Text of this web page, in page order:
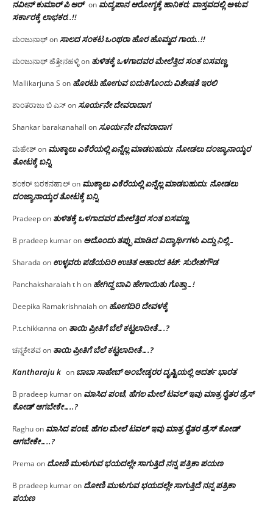
ನವೀನ್ ಕುಮಾರ್ ಪಿ ಆರ್ on ಮದ್ಯಪಾನ ಆರೋಗ್ಯಕ್ಕೆ ಹಾನಿಕರ; ವಾಸ್ತವದಲ್ಲಿ ಅಳುವ
ಸರ್ಕಾರಕ್ಕೆ ಲಾಭಕರ..!!
ಮಂಜುನಾಥ್onಸಾಲದ ಸಂಕಟ ಒಂಥರಾ ಹೊರ ಹೊಮ್ಮದ ಗಾಯ..!!
ಮಂಜುನಾಥ್ ಹೆತ್ತೇನಹಳ್ಳಿon ತುಳಿತಕ್ಕೆ ಒಳಗಾದವರ ಮೇಲೆತ್ತಿದ ಸಂತ ಬಸವಣ್ಣ
Mallikarjuna S on ಹೊರಟು ಹೋಗುವ ಬದುಕಿಗೊಂದು ವಿಶೇಷತೆ ಇರಲಿ
ಶಾಂತರಾಜು ಬಿ ಎಸ್onಸೂರ್ಯನೇ ದೇವರಾದಾಗ
Shankar barakanahall onಸೂರ್ಯನೇ ದೇವರಾದಾಗ
ಮಹೇಶ್on ಮುಕ್ಕಾಲು ಎಕೆರೆಯಲ್ಲಿ ಏನ್ನೆಲ್ಲ‌ ಮಾಡಬಹುದು: ನೋಡಲು ದಂಜ್ಯಾನಾಯ್ಕರ
ತೋಟಕ್ಕೆ ಬನ್ನಿ
ಶಂಕರ್ ಬರಕನಹಾಲ್on ಮುಕ್ಕಾಲು ಎಕೆರೆಯಲ್ಲಿ ಏನ್ನೆಲ್ಲ‌ ಮಾಡಬಹುದು: ನೋಡಲು
ದಂಜ್ಯಾನಾಯ್ಕರ ತೋಟಕ್ಕೆ ಬನ್ನಿ
Pradeepon ತುಳಿತಕ್ಕೆ ಒಳಗಾದವರ ಮೇಲೆತ್ತಿದ ಸಂತ ಬಸವಣ್ಣ
B pradeep kumaron ಅದೊಂದು ತಪ್ಪು ಮಾಡಿದ ವಿದ್ಯಾರ್ಥಿಗಳು ಎದ್ದು ನಿಲ್ಲಿ…
Sharada on ಉಳ್ಳವರು ಪಡೆಯದಿರಿ ಉಚಿತ ಆಹಾರದ ಕಿಟ್: ಸುರೇಶಗೌಡ
Panchaksharaiah t hon ಹೇಗಿದ್ದ ಬಾವಿ ಹೇಗಾಯಿತು ಗೊತ್ತಾ…!
Deepika Ramakrishnaiahon ಹೋಗದಿರಿ ದೇವಳಕ್ಕೆ
P.t.chikkanna on ತಾಯಿ ಪ್ರೀತಿಗೆ ಬೆಲೆ ಕಟ್ಟಲಾದೀತೆ….?
ಚನ್ನಕೇಶವon ತಾಯಿ ಪ್ರೀತಿಗೆ ಬೆಲೆ ಕಟ್ಟಲಾದೀತೆ….?
Kantharaju k on ಬಾಬಾ ಸಾಹೇಬ್ ಅಂಬೇಡ್ಕರರ ದೃಷ್ಟಿಯಲ್ಲಿ ಆದರ್ಶ ಭಾರತ
B pradeep kumaron ಮಾಸಿದ ಪಂಚೆ, ಹೆಗಲ ಮೇಲೆ ಟವಲ್‌ ಇವು ಮಾತ್ರ ರೈತರ ಡ್ರೆಸ್‌
ಕೋಡ್ ಆಗಬೇಕೇ…..?‌
Raghuon ಮಾಸಿದ ಪಂಚೆ, ಹೆಗಲ ಮೇಲೆ ಟವಲ್‌ ಇವು ಮಾತ್ರ ರೈತರ ಡ್ರೆಸ್‌ ಕೋಡ್
ಆಗಬೇಕೇ…..?‌
Prema on ದೋಣಿ ಮುಳುಗುವ ಭಯದಲ್ಲೇ ಸಾಗುತ್ತಿದೆ ನನ್ನ ಪತ್ರಿಕಾ ಪಯಣ
B pradeep kumaron ದೋಣಿ ಮುಳುಗುವ ಭಯದಲ್ಲೇ ಸಾಗುತ್ತಿದೆ ನನ್ನ ಪತ್ರಿಕಾ
ಪಯಣ